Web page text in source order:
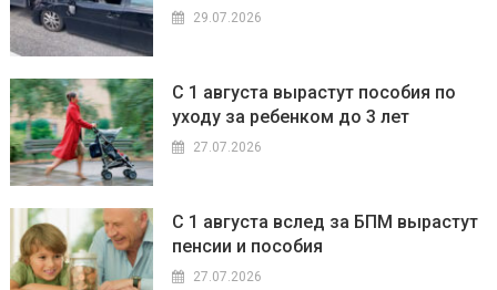
29.07.2026
С 1 августа вырастут пособия по
уходу за ребенком до 3 лет
27.07.2026
С 1 августа вслед за БПМ вырастут
пенсии и пособия
27.07.2026